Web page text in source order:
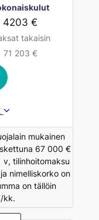
4203 €
takaisin
71 203 €
mukainen
67 000 €
v, tilinhoitomaksu
nimelliskorko on
on tällöin
kk.